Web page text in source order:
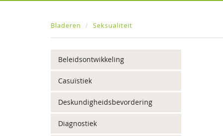
Bladeren Seksualiteit
Beleidsontwikkeling
Casuïstiek
Deskundigheidsbevordering
Diagnostiek